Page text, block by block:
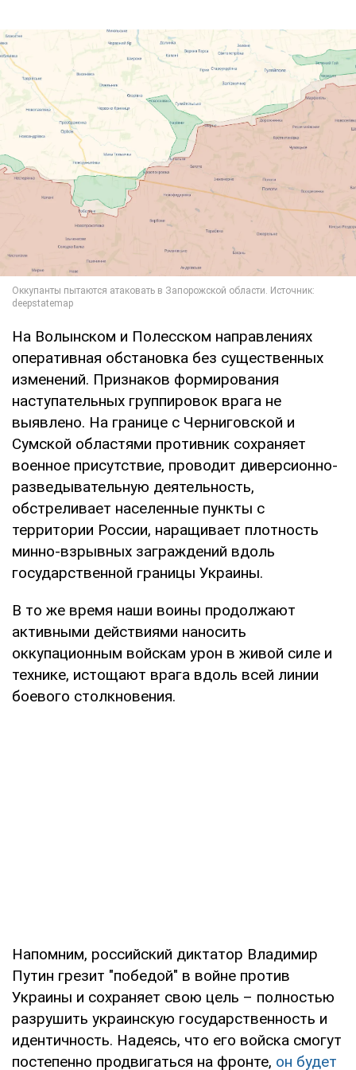
На Волынском и Полесском направлениях
оперативная обстановка без существенных
изменений. Признаков формирования
наступательных группировок врага не
выявлено. На границе с Черниговской и
Сумской областями противник сохраняет
военное присутствие, проводит диверсионно-
разведывательную деятельность,
обстреливает населенные пункты с
территории России, наращивает плотность
минно-взрывных заграждений вдоль
государственной границы Украины.
В то же время наши воины продолжают
активными действиями наносить
оккупационным войскам урон в живой силе и
технике, истощают врага вдоль всей линии
боевого столкновения.
Напомним, российский диктатор Владимир
Путин грезит "победой" в войне против
Украины и сохраняет свою цель – полностью
разрушить украинскую государственность и
идентичность. Надеясь, что его войска смогут
постепенно продвигаться на фронте, он будет